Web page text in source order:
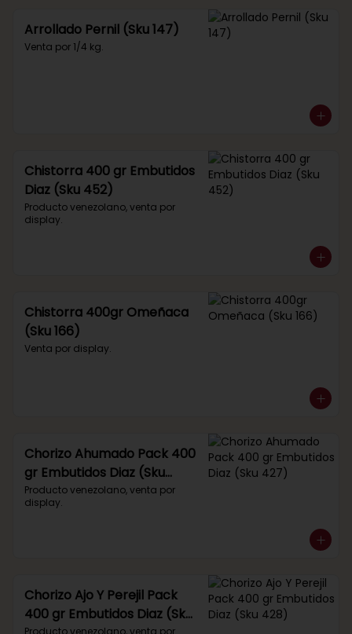
Arrollado Pernil (Sku 147)
Venta por 1/4 kg.
Chistorra 400 gr Embutidos
Diaz (Sku 452)
Producto venezolano, venta por
display.
Chistorra 400gr Omeñaca
(Sku 166)
Venta por display.
Chorizo Ahumado Pack 400
gr Embutidos Diaz (Sku
427)
Producto venezolano, venta por
display.
Chorizo Ajo Y Perejil Pack
400 gr Embutidos Diaz (Sku
Producto venezolano, venta por